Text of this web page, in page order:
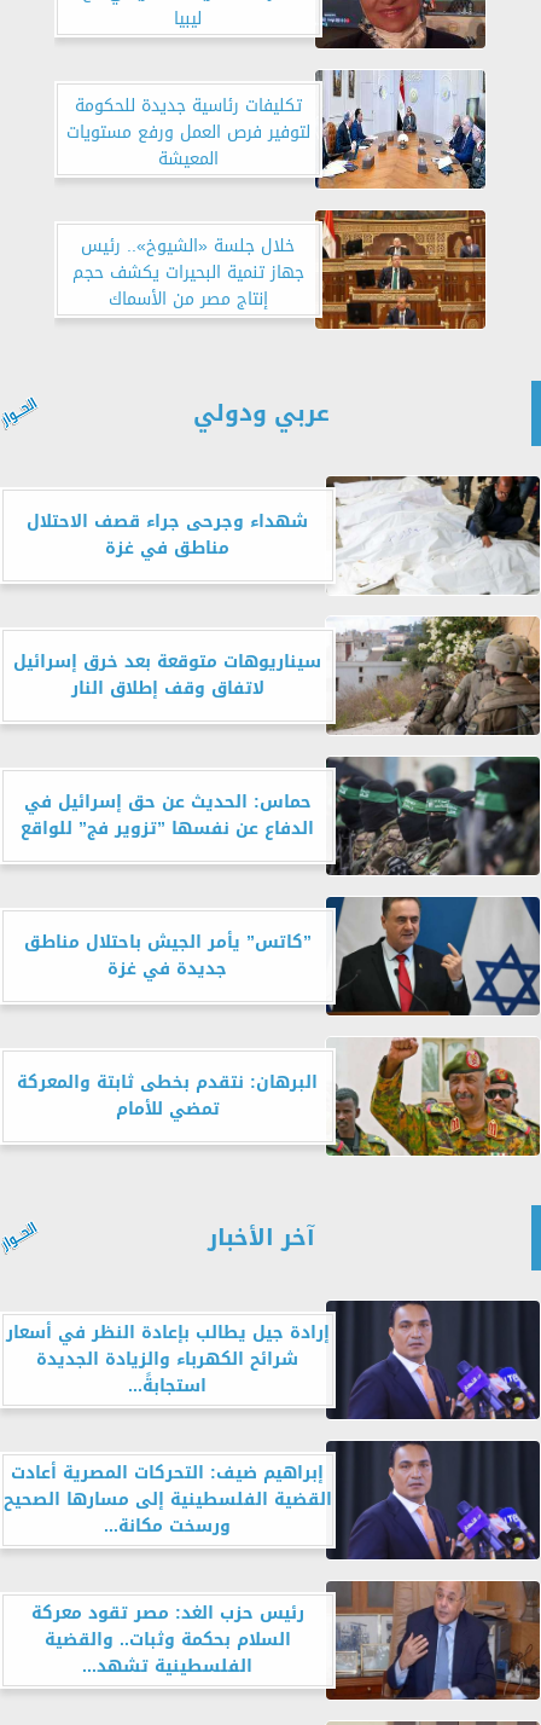
ليبيا
تكليفات رئاسية جديدة للحكومة
لتوفير فرص العمل ورفع مستويات
المعيشة
خلال جلسة «الشيوخ».. رئيس
جهاز تنمية البحيرات يكشف حجم
إنتاج مصر من الأسماك
عربي ودولي
شهداء وجرحى جراء قصف الاحتلال
مناطق في غزة
سيناريوهات متوقعة بعد خرق إسرائيل
لاتفاق وقف إطلاق النار
حماس: الحديث عن حق إسرائيل في
الدفاع عن نفسها ”تزوير فج” للواقع
”كاتس” يأمر الجيش باحتلال مناطق
جديدة في غزة
البرهان: نتقدم بخطى ثابتة والمعركة
تمضي للأمام
آخر الأخبار
إرادة جيل يطالب بإعادة النظر في أسعار
شرائح الكهرباء والزيادة الجديدة
استجابةً...
إبراهيم ضيف: التحركات المصرية أعادت
القضية الفلسطينية إلى مسارها الصحيح
ورسخت مكانة...
رئيس حزب الغد: مصر تقود معركة
السلام بحكمة وثبات.. والقضية
الفلسطينية تشهد...